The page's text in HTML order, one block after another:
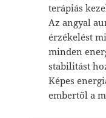
terápiás
Az angyal
érzékelést
minden
stabilitást
Képes
embertől a